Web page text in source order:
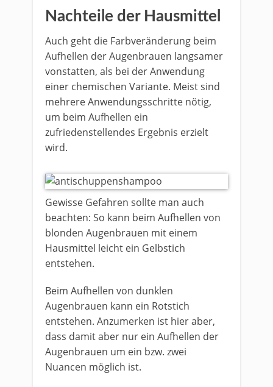
Nachteile der Hausmittel
Auch geht die Farbveränderung beim
Aufhellen der Augenbrauen langsamer
vonstatten, als bei der Anwendung
einer chemischen Variante. Meist sind
mehrere Anwendungsschritte nötig,
um beim Aufhellen ein
zufriedenstellendes Ergebnis erzielt
wird.
Gewisse Gefahren sollte man auch
beachten: So kann beim Aufhellen von
blonden Augenbrauen mit einem
Hausmittel leicht ein Gelbstich
entstehen.
Beim Aufhellen von dunklen
Augenbrauen kann ein Rotstich
entstehen. Anzumerken ist hier aber,
dass damit aber nur ein Aufhellen der
Augenbrauen um ein bzw. zwei
Nuancen möglich ist.